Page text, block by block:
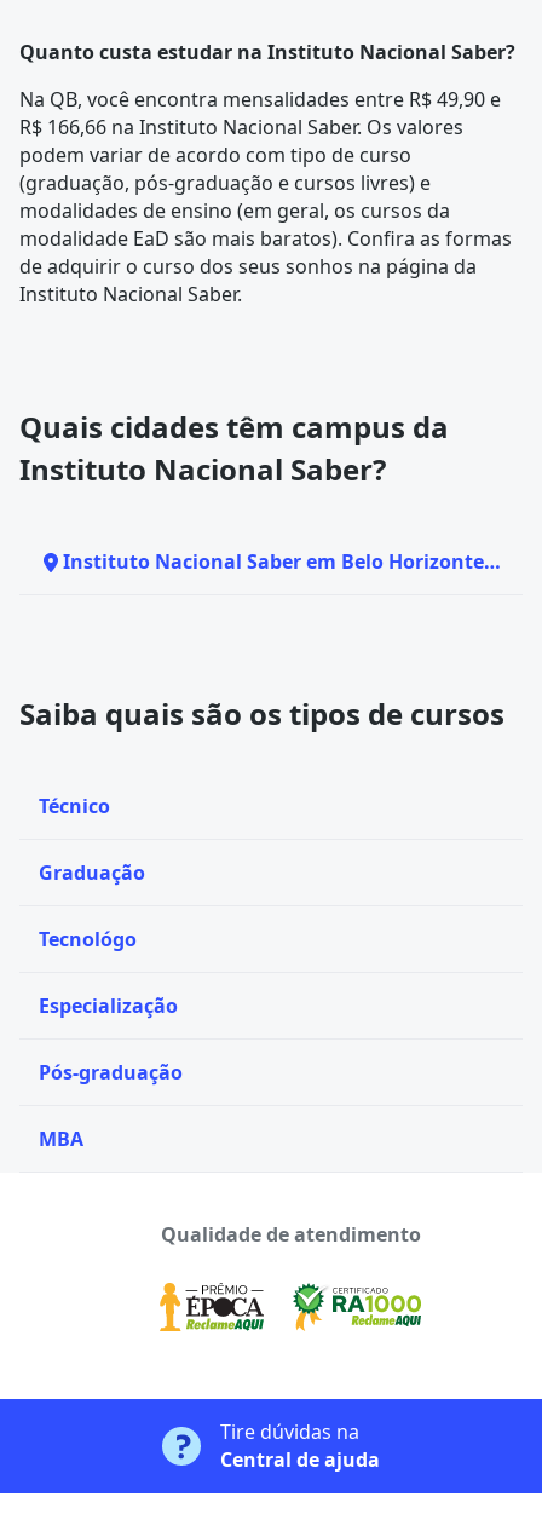
Quanto custa estudar na Instituto Nacional Saber?
Na QB, você encontra mensalidades entre R$ 49,90 e
R$ 166,66 na Instituto Nacional Saber. Os valores
podem variar de acordo com tipo de curso
(graduação, pós-graduação e cursos livres) e
modalidades de ensino (em geral, os cursos da
modalidade EaD são mais baratos). Confira as formas
de adquirir o curso dos seus sonhos na página da
Instituto Nacional Saber.
Quais cidades têm campus da
Instituto Nacional Saber?
Instituto Nacional Saber em Belo Horizonte -
Saiba quais são os tipos de cursos
Técnico
Graduação
Tecnológo
Especialização
Pós-graduação
MBA
Qualidade de atendimento
Tire dúvidas na
Central de ajuda